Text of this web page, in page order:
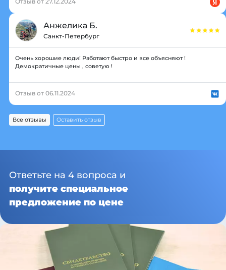
Анжелика Б.
Санкт-Петербург
Очень хорошие люди! Работают быстро и все объясняют !
Демократичные цены , советую !
Отзыв от 06.11.2024
Все отзывы Оставить отзыв
Ответьте на 4 вопроса и
получите специальное
предложение по цене